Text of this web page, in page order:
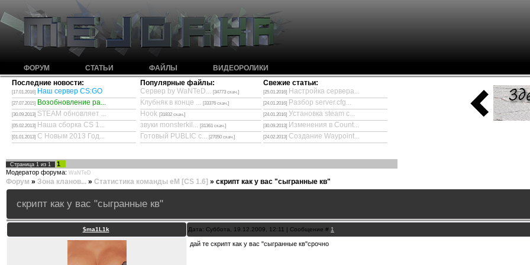
ФОРУМ СТАТЬИ ФАЙЛЫ ВИДЕОРОЛИКИ
Последние новости:
[17.01.2016] Наш сервер CS:GO
[27.07.2015] Возобновление ра...
[30.09.2013] STEAM обновляет ...
[05.02.2013] Наша сборка CS 1...
[01.01.2013] С Новым 2013 Год...
Популярные файлы:
Сервер by WaNTeD... [34773 скач.]
Клубняк в конце ... [33376 скач.]
Hook [31832 скач.]
звуки monsterkil... [31361 скач.]
Готовый PUBLIC с... [27050 скач.]
Свежие статьи:
[25.01.2016] Настройка сервера...
[24.01.2016] Разбор server.cfg...
[24.01.2016] Установка steam с...
[30.09.2013] Изменения в Count...
[24.02.2013] Создание Waypoint...
Страница 1 из 1 1
Модератор форума: WaNTeD
Форум » Зона кланов... » Статистика команды eM [CS 1.6] » скрипт как у вас "сыгранные кв"
скрипт как у вас "сыгранные кв"
$ma1L1k Дата: Суббота, 19.12.2009, 12:11 | Сообщение # 1
дай те скрипт как у вас "сыгранные кв"срочно